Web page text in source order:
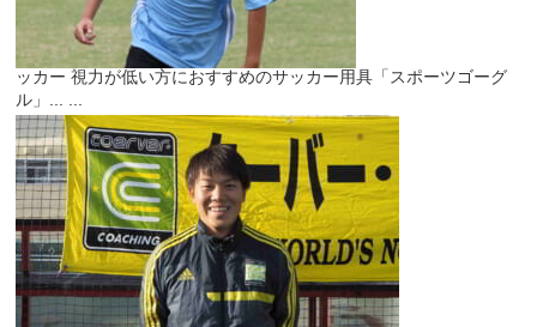
ッカー 視力が低い方におすすめのサッカー用具「スポーツゴーグ
ル」... ...